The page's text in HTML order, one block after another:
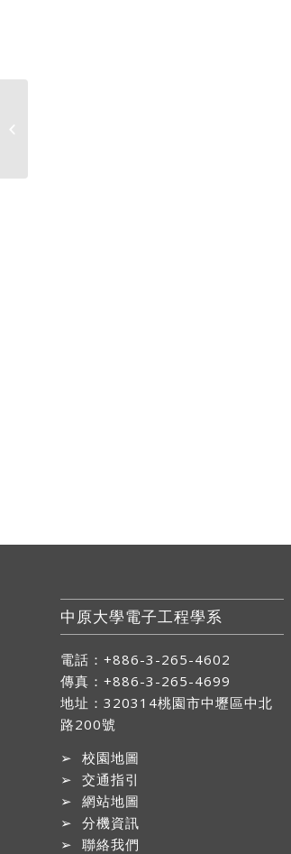
中原大學電子工程學系
電話：+886-3-265-4602
傳真：+886-3-265-4699
地址： 320314桃園市中壢區中北
路200號
➢ 校園地圖
➢ 交通指引
➢ 網站地圖
➢ 分機資訊
➢ 聯絡我們